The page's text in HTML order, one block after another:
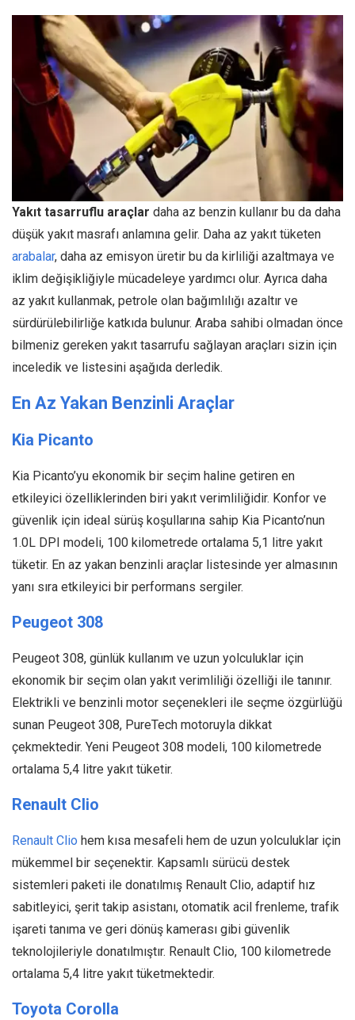
Yakıt tasarruflu araçlar daha az benzin kullanır bu da daha
düşük yakıt masrafı anlamına gelir. Daha az yakıt tüketen
arabalar, daha az emisyon üretir bu da kirliliği azaltmaya ve
iklim değişikliğiyle mücadeleye yardımcı olur. Ayrıca daha
az yakıt kullanmak, petrole olan bağımlılığı azaltır ve
sürdürülebilirliğe katkıda bulunur. Araba sahibi olmadan önce
bilmeniz gereken yakıt tasarrufu sağlayan araçları sizin için
inceledik ve listesini aşağıda derledik.
En Az Yakan Benzinli Araçlar
Kia Picanto
Kia Picanto’yu ekonomik bir seçim haline getiren en
etkileyici özelliklerinden biri yakıt verimliliğidir. Konfor ve
güvenlik için ideal sürüş koşullarına sahip Kia Picanto’nun
1.0L DPI modeli, 100 kilometrede ortalama 5,1 litre yakıt
tüketir. En az yakan benzinli araçlar listesinde yer almasının
yanı sıra etkileyici bir performans sergiler.
Peugeot 308
Peugeot 308, günlük kullanım ve uzun yolculuklar için
ekonomik bir seçim olan yakıt verimliliği özelliği ile tanınır.
Elektrikli ve benzinli motor seçenekleri ile seçme özgürlüğü
sunan Peugeot 308, PureTech motoruyla dikkat
çekmektedir. Yeni Peugeot 308 modeli, 100 kilometrede
ortalama 5,4 litre yakıt tüketir.
Renault Clio
Renault Clio hem kısa mesafeli hem de uzun yolculuklar için
mükemmel bir seçenektir. Kapsamlı sürücü destek
sistemleri paketi ile donatılmış Renault Clio, adaptif hız
sabitleyici, şerit takip asistanı, otomatik acil frenleme, trafik
işareti tanıma ve geri dönüş kamerası gibi güvenlik
teknolojileriyle donatılmıştır. Renault Clio, 100 kilometrede
ortalama 5,4 litre yakıt tüketmektedir.
Toyota Corolla